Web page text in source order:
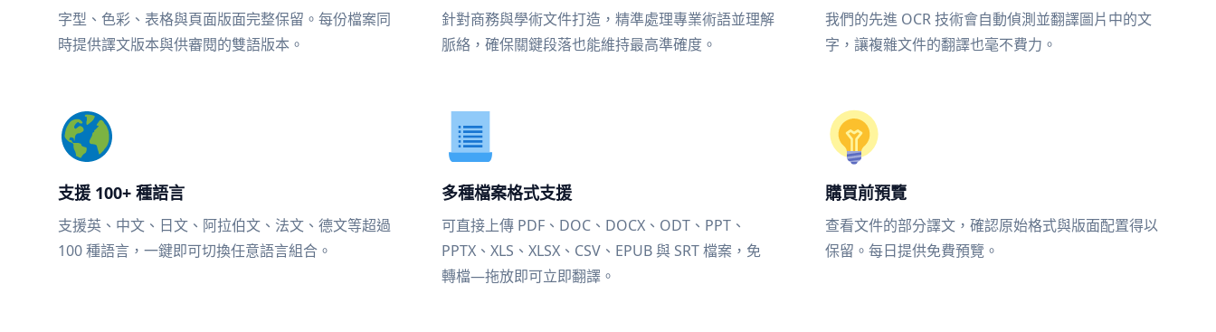
字型、色彩、表格與頁面版面完整保留。每份檔案同
時提供譯文版本與供審閱的雙語版本。
針對商務與學術文件打造，精準處理專業術語並理解
脈絡，確保關鍵段落也能維持最高準確度。
我們的先進 OCR 技術會自動偵測並翻譯圖片中的文
字，讓複雜文件的翻譯也毫不費力。
支援 100+ 種語言
支援英、中文、日文、阿拉伯文、法文、德文等超過
100 種語言，一鍵即可切換任意語言組合。
多種檔案格式支援
可直接上傳 PDF、DOC、DOCX、ODT、PPT、
PPTX、XLS、XLSX、CSV、EPUB 與 SRT 檔案，免
轉檔—拖放即可立即翻譯。
購買前預覽
查看文件的部分譯文，確認原始格式與版面配置得以
保留。每日提供免費預覽。